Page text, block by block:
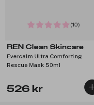
(10)
REN Clean Skincare
Evercalm Ultra Comforting
Rescue Mask 50ml
526 kr